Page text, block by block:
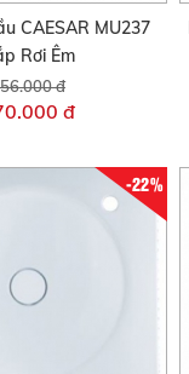
CAESAR MU237
Rơi Êm
đ
đ
-22%